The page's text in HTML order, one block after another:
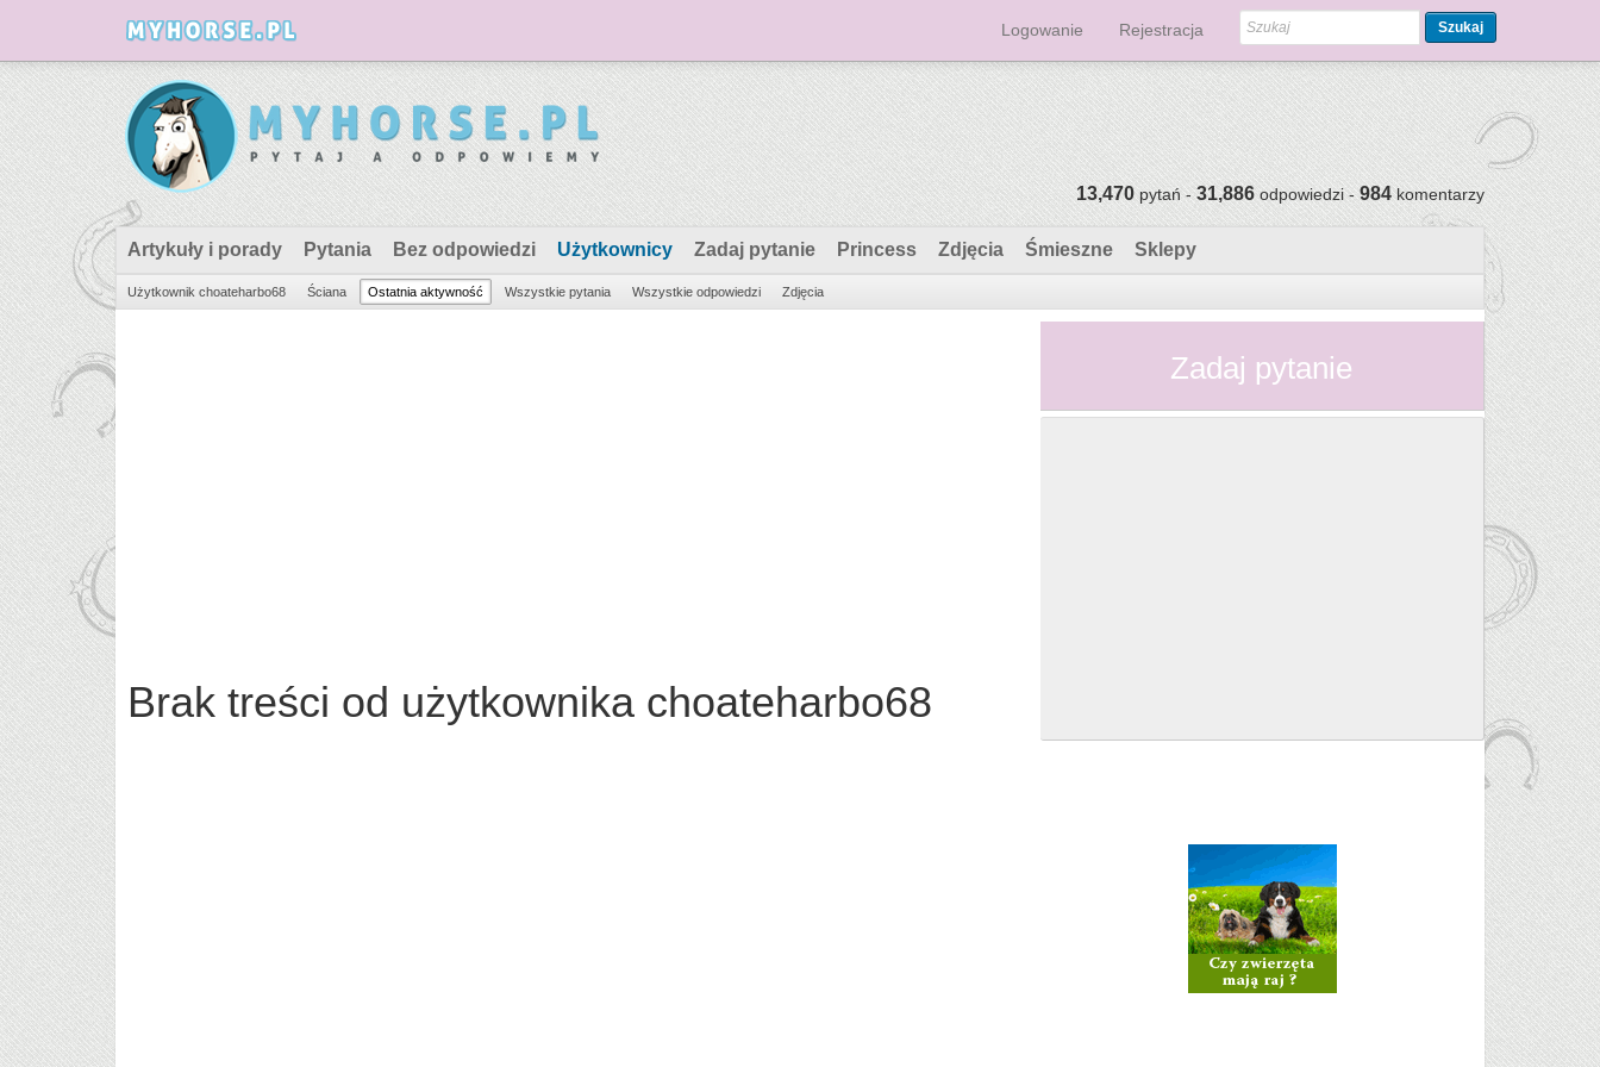
Logowanie Rejestracja Szukaj
13,470pytań -31,886odpowiedzi -984komentarzy
Artykuły i porady Pytania Bez odpowiedzi Użytkownicy Zadaj pytanie Princess Zdjęcia Śmieszne Sklepy
Użytkownik choateharbo68 Ściana Ostatnia aktywność Wszystkie pytania Wszystkie odpowiedzi Zdjęcia
Brak treści od użytkownika choateharbo68
Zadaj pytanie